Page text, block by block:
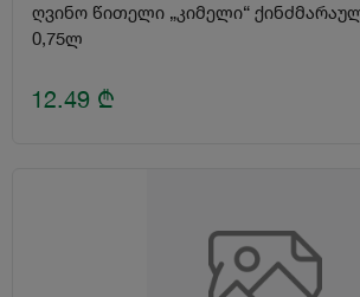
ღვინო წითელი „კიმელი“
0,75ლ
12.49 ₾